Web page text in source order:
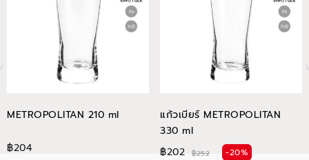
METROPOLITAN 210 ml
฿204
แก้วเบียร์ METROPOLITAN
330 ml
฿202
฿252 -20%